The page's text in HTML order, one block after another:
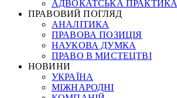
АДВОКАТСЬКА ПРАКТИКА
ПРАВОВИЙ ПОГЛЯД
АНАЛІТИКА
ПРАВОВА ПОЗИЦІЯ
НАУКОВА ДУМКА
ПРАВО В МИСТЕЦТВІ
НОВИНИ
УКРАЇНА
МІЖНАРОДНІ